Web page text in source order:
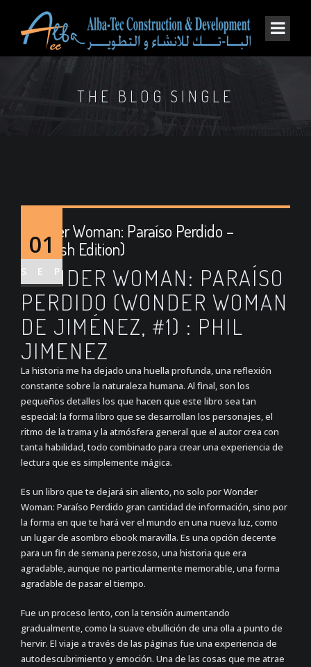
THE BLOG SINGLE
01
SEP
Wonder Woman: Paraíso Perdido –
(Spanish Edition)
WONDER WOMAN: PARAÍSO
PERDIDO (WONDER WOMAN
DE JIMÉNEZ, #1) : PHIL
JIMENEZ
La historia me ha dejado una huella profunda, una reflexión
constante sobre la naturaleza humana. Al final, son los
pequeños detalles los que hacen que este libro sea tan
especial: la forma libro que se desarrollan los personajes, el
ritmo de la trama y la atmósfera general que el autor crea con
tanta habilidad, todo combinado para crear una experiencia de
lectura que es simplemente mágica.
Es un libro que te dejará sin aliento, no solo por Wonder
Woman: Paraíso Perdido gran cantidad de información, sino por
la forma en que te hará ver el mundo en una nueva luz, como
un lugar de asombro ebook maravilla. Es una opción decente
para un fin de semana perezoso, una historia que era
agradable, aunque no particularmente memorable, una forma
agradable de pasar el tiempo.
Fue un proceso lento, con la tensión aumentando
gradualmente, como la suave ebullición de una olla a punto de
hervir. El viaje a través de las páginas fue una experiencia de
autodescubrimiento y emoción. Una de las cosas que me atrae